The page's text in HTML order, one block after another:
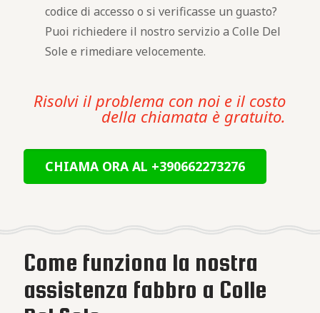
codice di accesso o si verificasse un guasto?
Puoi richiedere il nostro servizio a Colle Del
Sole e rimediare velocemente.
Risolvi il problema con noi e il costo
della chiamata è gratuito.
CHIAMA ORA AL +390662273276
Come funziona la nostra
assistenza fabbro a Colle